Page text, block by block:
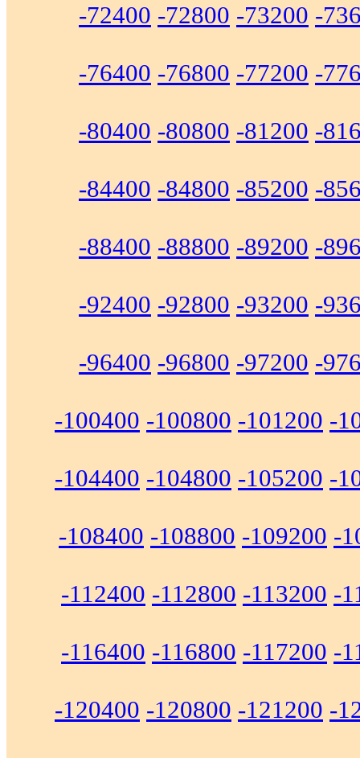
-72400 -72800 -73200 -
-76400 -76800 -77200 -
-80400 -80800 -81200 -
-84400 -84800 -85200 -
-88400 -88800 -89200 -
-92400 -92800 -93200 -
-96400 -96800 -97200 -
-100400 -100800 -101200 -
-104400 -104800 -105200 -
-108400 -108800 -109200 -
-112400 -112800 -113200 -
-116400 -116800 -117200 -
-120400 -120800 -121200 -